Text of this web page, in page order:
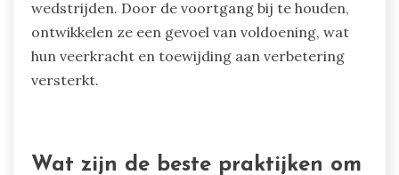
wedstrijden. Door de voortgang bij te houden,
ontwikkelen ze een gevoel van voldoening, wat
hun veerkracht en toewijding aan verbetering
versterkt.
Wat zijn de beste praktijken om